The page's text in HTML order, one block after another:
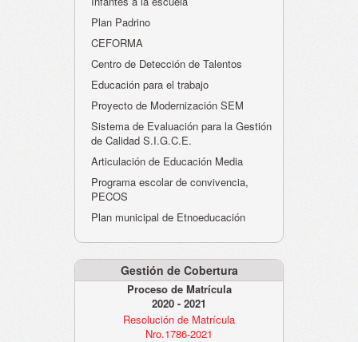
Plan Padrino
CEFORMA
Centro de Detección de Talentos
Educación para el trabajo
Proyecto de Modernización SEM
Sistema de Evaluación para la Gestión
de Calidad S.I.G.C.E.
Articulación de Educación Media
Programa escolar de convivencia,
PECOS
Plan municipal de Etnoeducación
Gestión de Cobertura
Proceso de Matrícula
2020 - 2021
Resolución de Matrícula
Nro.1786-2021